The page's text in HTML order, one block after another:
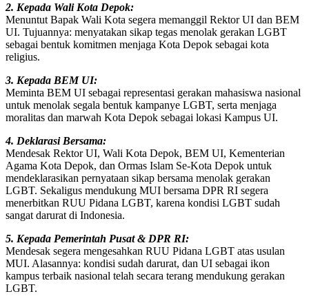
2. Kepada Wali Kota Depok:
Menuntut Bapak Wali Kota segera memanggil Rektor UI dan BEM
UI. Tujuannya: menyatakan sikap tegas menolak gerakan LGBT
sebagai bentuk komitmen menjaga Kota Depok sebagai kota
religius.
3. Kepada BEM UI:
Meminta BEM UI sebagai representasi gerakan mahasiswa nasional
untuk menolak segala bentuk kampanye LGBT, serta menjaga
moralitas dan marwah Kota Depok sebagai lokasi Kampus UI.
4. Deklarasi Bersama:
Mendesak Rektor UI, Wali Kota Depok, BEM UI, Kementerian
Agama Kota Depok, dan Ormas Islam Se-Kota Depok untuk
mendeklarasikan pernyataan sikap bersama menolak gerakan
LGBT. Sekaligus mendukung MUI bersama DPR RI segera
menerbitkan RUU Pidana LGBT, karena kondisi LGBT sudah
sangat darurat di Indonesia.
5. Kepada Pemerintah Pusat & DPR RI:
Mendesak segera mengesahkan RUU Pidana LGBT atas usulan
MUI. Alasannya: kondisi sudah darurat, dan UI sebagai ikon
kampus terbaik nasional telah secara terang mendukung gerakan
LGBT.